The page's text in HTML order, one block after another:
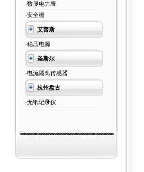
·数显电力表
·安全栅
艾普斯
·稳压电源
圣斯尔
·电流隔离传感器
杭州盘古
·无纸记录仪